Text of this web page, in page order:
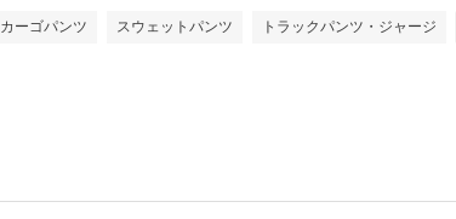
カーゴパンツ スウェットパンツ トラックパンツ・ジャージ